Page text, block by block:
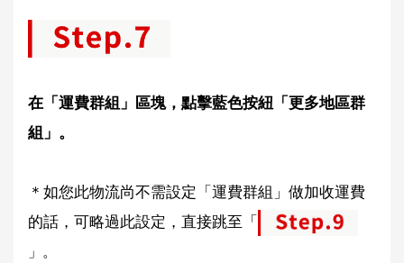
在「運費群組」區塊，點擊藍色按紐「更多地區群
組」。
＊如您此物流尚不需設定「運費群組」做加收運費
的話，可略過此設定，直接跳至「
」。